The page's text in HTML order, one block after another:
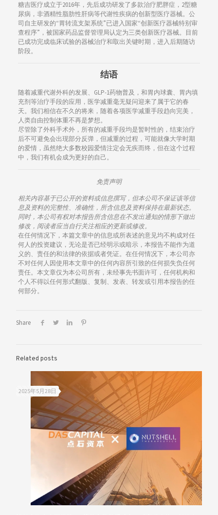
糖吉医疗成立于2016年，先后成功研发了多款治疗肥胖症，2型糖
尿病，非酒精性脂肪性肝病等代谢性疾病的创新型医疗器械。公
司自主研发的“胃转流支架系统”已进入国家“创新医疗器械特别审
查程序”，被国家药品监督管理局认定为三类创新医疗器械。目前
已成功完成临床试验的器械治疗和取出关键时期，进入后期随访
阶段。
结语
随着减重代谢外科的发展、GLP-1药物普及，和胃内球囊、胃内填
充剂等治疗手段的应用，医学减重毫无疑问迎来了属于它的春
天。我们相信在不久的将来，随着各项医学减重手段趋向完美，
人类自由控制体重不再是梦想。
尽管除了外科手术外，所有的减重手段均是暂时性的，结束治疗
后不可避免会出现部分反弹，但减重的过程，可能就像大学时期
的爱情，虽然绝大多数校园爱情注定会无疾而终，但在这个过程
中，我们有机会成为更好的自己。
免责声明
相关内容基于已公开的资料或信息撰写，但本公司不保证该等信
息及资料的完整性、准确性，所含信息及资料保持在最新状态。
同时，本公司有权对本报告所含信息在不发出通知的情形下做出
修改，阅读者应当自行关注相应的更新或修改。
在任何情况下，本篇文章中的信息或所表述的意见均不构成对任
何人的投资建议，无论是否已经明示或暗示，本报告不能作为道
义的、责任的和法律的依据或者凭证。在任何情况下，本公司亦
不对任何人因使用本文章中的任何内容所引致的任何损失负任何
责任。本文章仅为本公司所有，未经事先书面许可，任何机构和
个人不得以任何形式翻版、复制、发表、转发或引用本报告的任
何部分。
Share
Related posts
2025年5月28日